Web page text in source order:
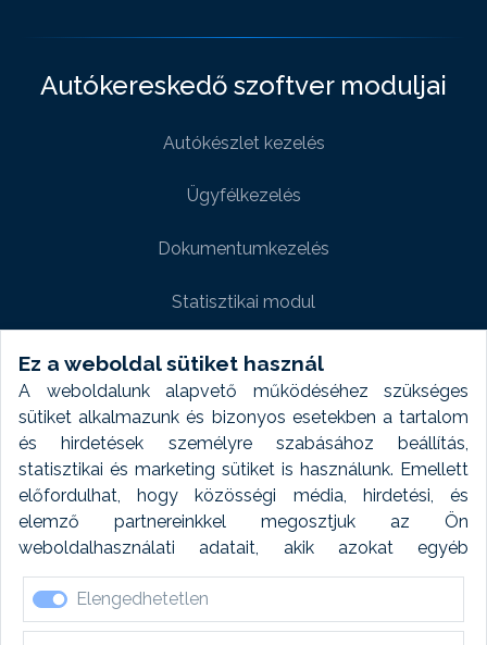
Ez a weboldal sütiket használ
A weboldalunk alapvető működéséhez szükséges
sütiket alkalmazunk és bizonyos esetekben a tartalom
és hirdetések személyre szabásához beállítás,
statisztikai és marketing sütiket is használunk. Emellett
előfordulhat, hogy közösségi média, hirdetési, és
elemző partnereinkkel megosztjuk az Ön
weboldalhasználati adatait, akik azokat egyéb
forrásokból gyűjtött adatokkal kombinálhatják. A sütik
elfogadásával kapcsolatosan naplózást végzünk és
ezen adatokat 6 hónap után automatikusan töröljük. A
Elengedhetetlen
Autókereskedő szoftver moduljai
Autókészlet kezelés
Ügyfélkezelés
Dokumentumkezelés
Statisztikai modul
Weboldal modul
Fényképtár extra modul
Autómosó modul
Feladatütemezés